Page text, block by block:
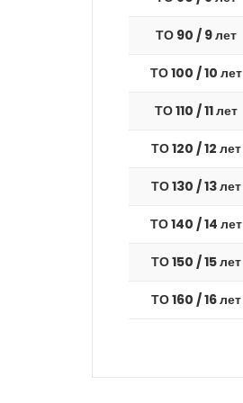
ТО 90 / 9 лет
ТО 100 / 10 лет
ТО 110 / 11 лет
ТО 120 / 12 лет
ТО 130 / 13 лет
ТО 140 / 14 лет
ТО 150 / 15 лет
ТО 160 / 16 лет